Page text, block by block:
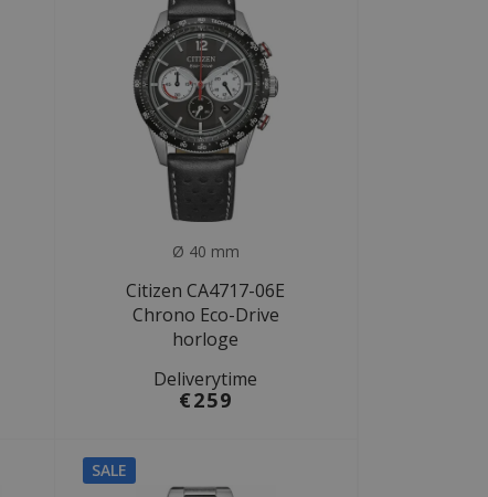
Ø 40 mm
Citizen CA4717-06E
Chrono Eco-Drive
horloge
Deliverytime
€259
SALE